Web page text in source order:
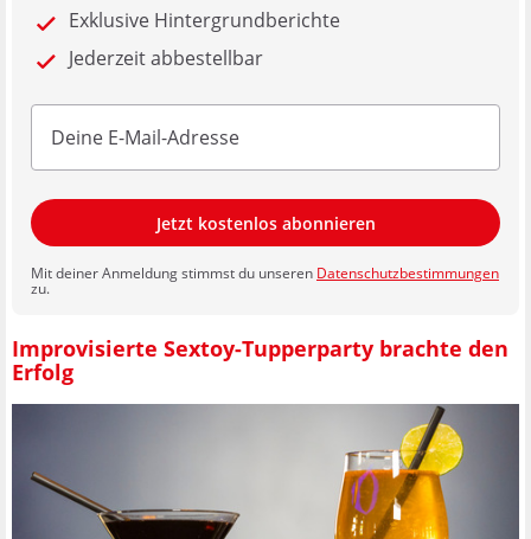
Exklusive Hintergrundberichte
Jederzeit abbestellbar
Jetzt kostenlos abonnieren
Mit deiner Anmeldung stimmst du unseren Datenschutzbestimmungen
zu.
Improvisierte Sextoy-Tupperparty brachte den
Erfolg